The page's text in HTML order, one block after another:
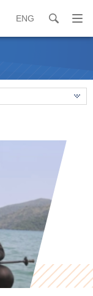
ENG search
打
開